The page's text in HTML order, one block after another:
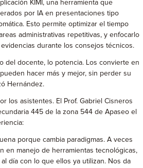
KIMI, una herramienta que
por IA en presentaciones tipo
Esto permite optimizar el tiempo
administrativas repetitivas, y enfocarlo
durante los consejos técnicos.
del docente, lo potencia. Los convierte en
hacer más y mejor, sin perder su
Hernández.
los asistentes. El Prof. Gabriel Cisneros
445 de la zona 544 de Apaseo el
porque cambia paradigmas. A veces
en manejo de herramientas tecnológicas,
día con lo que ellos ya utilizan. Nos da